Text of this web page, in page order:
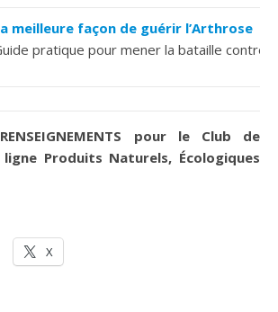
meilleure façon de guérir l’Arthrose
pratique pour mener la bataille contre
pour le Club de
ligne Produits Naturels, Écologiques
X